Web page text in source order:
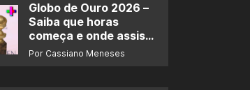
Globo de Ouro 2026 –
Saiba que horas
começa e onde assistir
ao prêmio
Por Cassiano Meneses